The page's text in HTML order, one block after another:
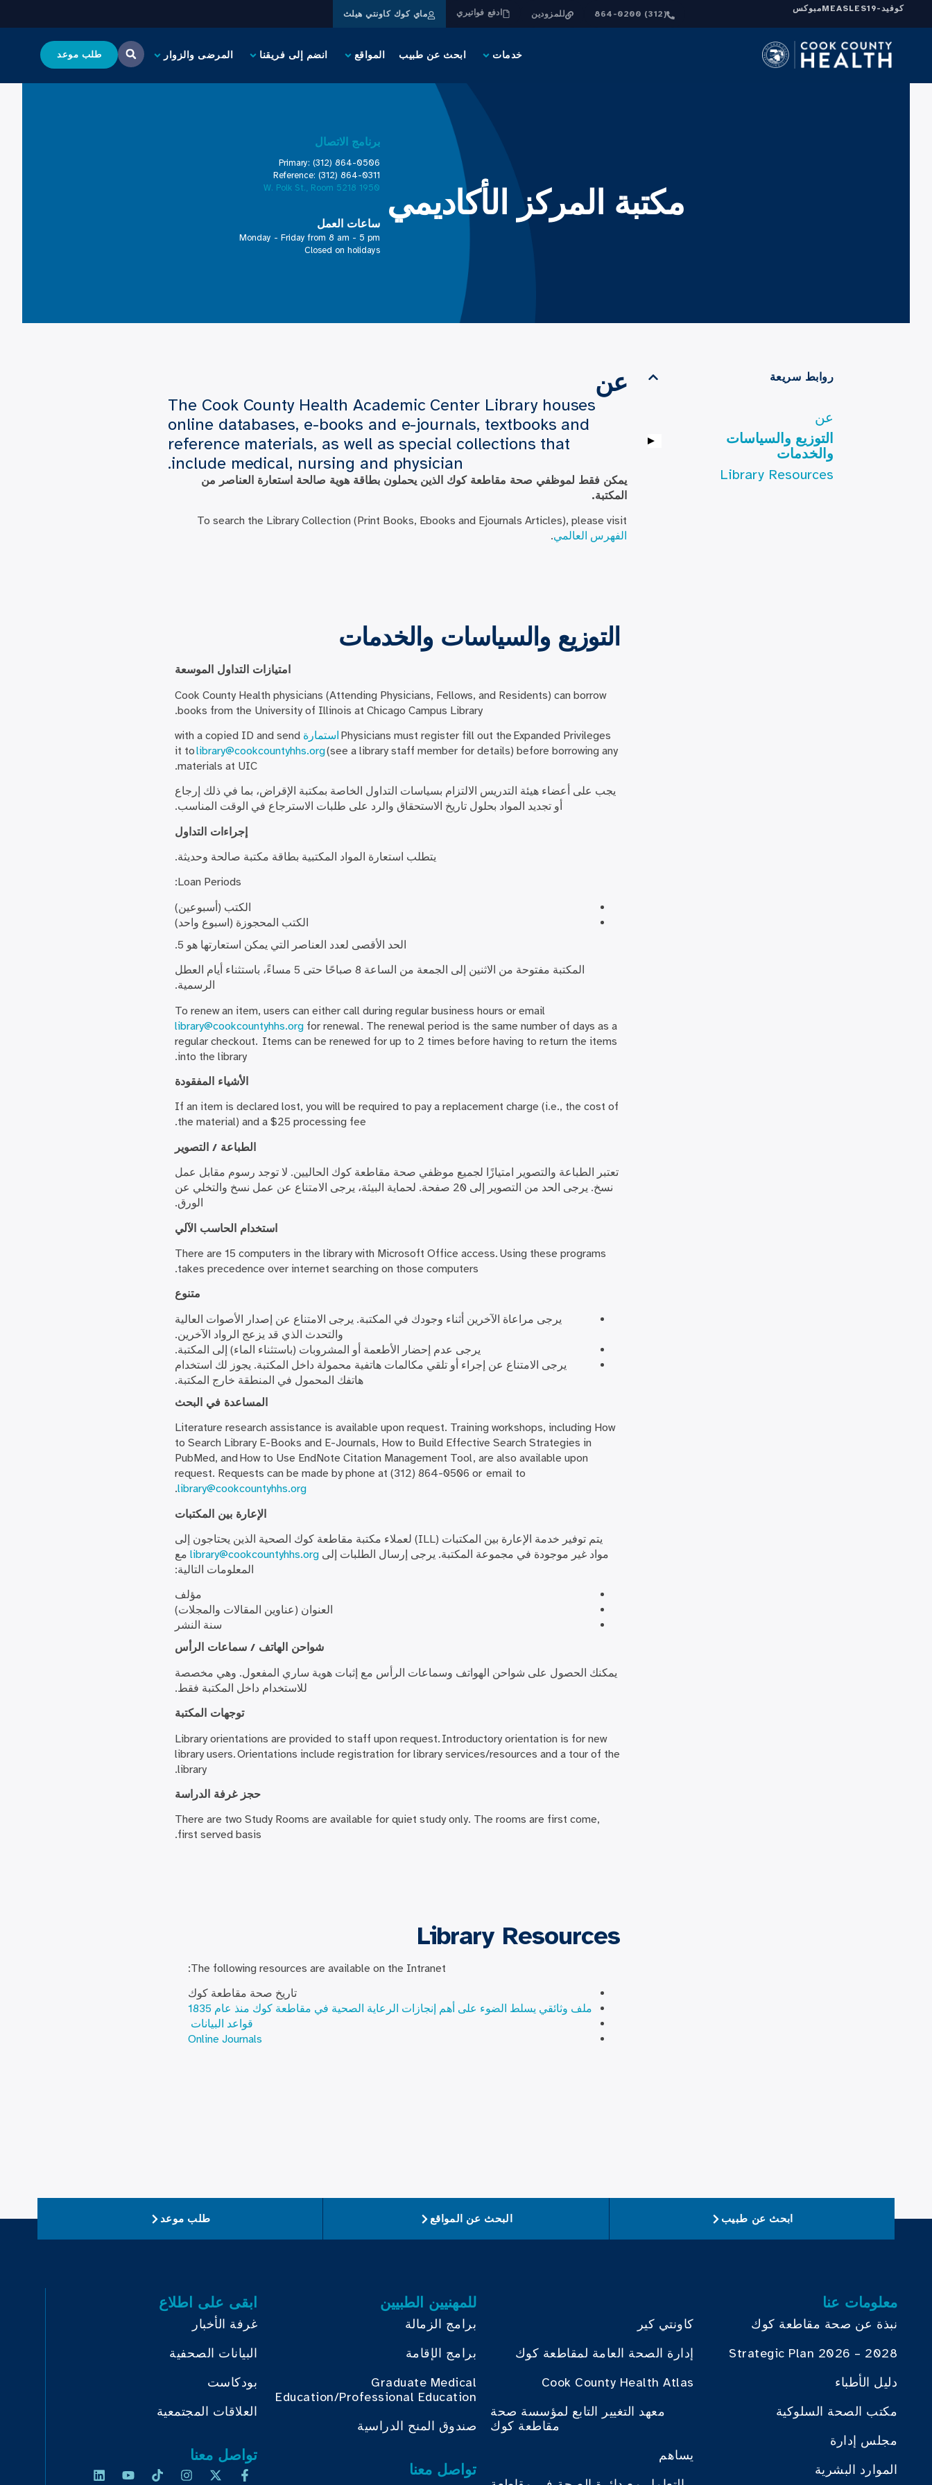
كوفيد-19 MEASLESمبوكس
(312) 864-0200 للمزودين ادفع فواتيري ماي كوك كاونتي هيلث
خدمات ابحث عن طبيب المواقع انضم إلى فريقنا المرضى والزوار طلب موعد
مكتبة المركز الأكاديمي
برنامج الاتصال
Primary: (312) 864-0506
Reference: (312) 864-0311
1950 W. Polk St., Room 5218
ساعات العمل
Monday - Friday from 8 am - 5 pm
Closed on holidays
روابط سريعة
عن
التوزيع والسياسات
والخدمات
Library Resources
عن
The Cook County Health Academic Center Library houses
online databases, e-books and e-journals, textbooks and
reference materials, as well as special collections that
include medical, nursing and physician.
يمكن فقط لموظفي صحة مقاطعة كوك الذين يحملون بطاقة هوية صالحة استعارة العناصر من
المكتبة.
To search the Library Collection (Print Books, Ebooks and Ejournals Articles), please visit
الفهرس العالمي.
التوزيع والسياسات والخدمات
امتيازات التداول الموسعة
Cook County Health physicians (Attending Physicians, Fellows, and Residents) can borrow
books from the University of Illinois at Chicago Campus Library.
Physicians must register fill out the Expanded Privileges استمارة with a copied ID and send
it tolibrary@cookcountyhhs.org(see a library staff member for details) before borrowing any
materials at UIC.
يجب على أعضاء هيئة التدريس الالتزام بسياسات التداول الخاصة بمكتبة الإقراض، بما في ذلك إرجاع
أو تجديد المواد بحلول تاريخ الاستحقاق والرد على طلبات الاسترجاع في الوقت المناسب.
إجراءات التداول
يتطلب استعارة المواد المكتبية بطاقة مكتبة صالحة وحديثة.
Loan Periods:
الكتب (أسبوعين)
الكتب المحجوزة (اسبوع واحد)
الحد الأقصى لعدد العناصر التي يمكن استعارتها هو 5.
المكتبة مفتوحة من الاثنين إلى الجمعة من الساعة 8 صباحًا حتى 5 مساءً، باستثناء أيام العطل
الرسمية.
To renew an item, users can either call during regular business hours or email
library@cookcountyhhs.org for renewal. The renewal period is the same number of days as a
regular checkout. Items can be renewed for up to 2 times before having to return the items
into the library.
الأشياء المفقودة
If an item is declared lost, you will be required to pay a replacement charge (i.e., the cost of
the material) and a $25 processing fee.
الطباعة / التصوير
تعتبر الطباعة والتصوير امتيازًا لجميع موظفي صحة مقاطعة كوك الحاليين. لا توجد رسوم مقابل عمل
نسخ. يرجى الحد من التصوير إلى 20 صفحة. لحماية البيئة، يرجى الامتناع عن عمل نسخ والتخلي عن
الورق.
استخدام الحاسب الآلي
There are 15 computers in the library with Microsoft Office access. Using these programs
takes precedence over internet searching on those computers.
متنوع
يرجى مراعاة الآخرين أثناء وجودك في المكتبة. يرجى الامتناع عن إصدار الأصوات العالية
والتحدث الذي قد يزعج الرواد الآخرين.
يرجى عدم إحضار الأطعمة أو المشروبات (باستثناء الماء) إلى المكتبة.
يرجى الامتناع عن إجراء أو تلقي مكالمات هاتفية محمولة داخل المكتبة. يجوز لك استخدام
هاتفك المحمول في المنطقة خارج المكتبة.
المساعدة في البحث
Literature research assistance is available upon request. Training workshops, including How
to Search Library E-Books and E-Journals, How to Build Effective Search Strategies in
PubMed, and How to Use EndNote Citation Management Tool, are also available upon
request. Requests can be made by phone at (312) 864-0506 or email to
library@cookcountyhhs.org
.
الإعارة بين المكتبات
يتم توفير خدمة الإعارة بين المكتبات (ILL) لعملاء مكتبة مقاطعة كوك الصحية الذين يحتاجون إلى
مواد غير موجودة في مجموعة المكتبة. يرجى إرسال الطلبات إلى library@cookcountyhhs.org مع
المعلومات التالية:
مؤلف
العنوان (عناوين المقالات والمجلات)
سنة النشر
شواحن الهاتف / سماعات الرأس
يمكنك الحصول على شواحن الهواتف وسماعات الرأس مع إثبات هوية ساري المفعول. وهي مخصصة
للاستخدام داخل المكتبة فقط.
توجهات المكتبة
Library orientations are provided to staff upon request. Introductory orientation is for new
library users. Orientations include registration for library services/resources and a tour of the
library.
حجز غرفة الدراسة
There are two Study Rooms are available for quiet study only. The rooms are first come,
first served basis.
Library Resources
The following resources are available on the Intranet:
تاريخ صحة مقاطعة كوك
ملف وثائقي يسلط الضوء على أهم إنجازات الرعاية الصحية في مقاطعة كوك منذ عام 1835
قواعد البيانات
Online Journals
ابحث عن طبيب البحث عن المواقع طلب موعد
معلومات عنا
نبذة عن صحة مقاطعة كوك
Strategic Plan 2026 – 2028
دليل الأطباء
مكتب الصحة السلوكية
مجلس إدارة
الموارد البشرية
كاونتي كير
إدارة الصحة العامة لمقاطعة كوك
Cook County Health Atlas
معهد التغيير التابع لمؤسسة صحة
مقاطعة كوك
يساهم
للمهنيين الطبيين
برامج الزمالة
برامج الإقامة
Graduate Medical
Education/Professional Education
صندوق المنح الدراسية
تواصل معنا
ابقى على اطلاع
غرفة الأخبار
البيانات الصحفية
بودكاست
العلاقات المجتمعية
تواصل معنا